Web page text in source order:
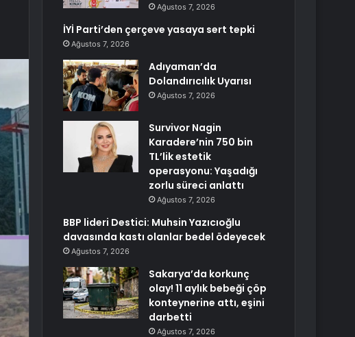
Ağustos 7, 2026
İYİ Parti’den çerçeve yasaya sert tepki
Ağustos 7, 2026
Adıyaman’da
Dolandırıcılık Uyarısı
Ağustos 7, 2026
Survivor Nagin
Karadere’nin 750 bin
TL’lik estetik
operasyonu: Yaşadığı
zorlu süreci anlattı
Ağustos 7, 2026
BBP lideri Destici: Muhsin Yazıcıoğlu
davasında kastı olanlar bedel ödeyecek
Ağustos 7, 2026
Sakarya’da korkunç
olay! 11 aylık bebeği çöp
konteynerine attı, eşini
darbetti
Ağustos 7, 2026